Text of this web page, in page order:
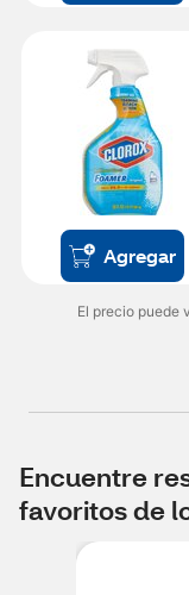
Agregar
El precio puede
Encuentre
favoritos de